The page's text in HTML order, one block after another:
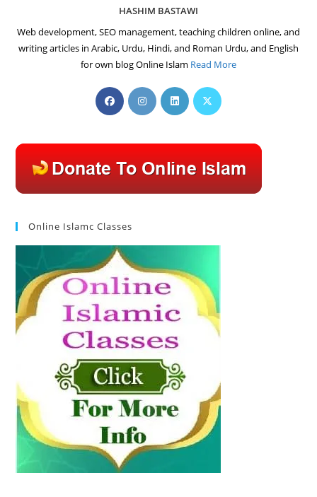
HASHIM BASTAWI
Web development, SEO management, teaching children online, and
writing articles in Arabic, Urdu, Hindi, and Roman Urdu, and English
for own blog Online Islam Read More
Opens
in
new
tab
Opens
in
new
tab
Opens
in
new
tab
Opens
new
tab
Online Islamc Classes